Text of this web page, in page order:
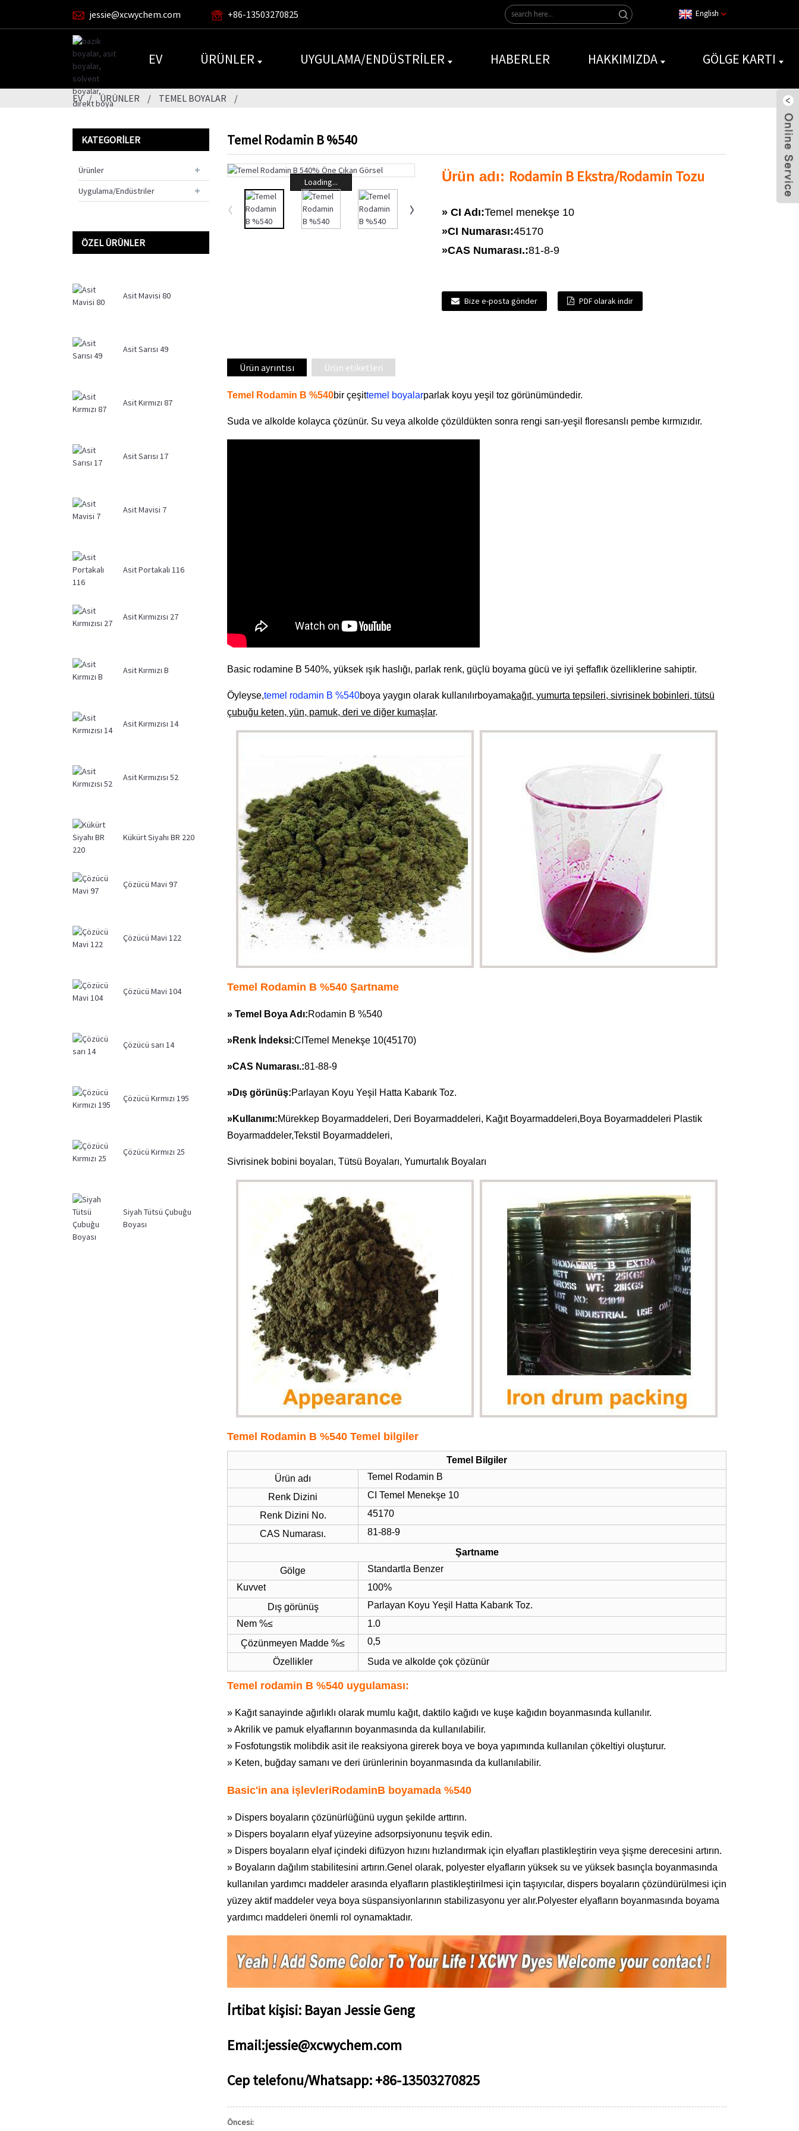
jessie@xcwychem.com +86-13503270825 English
EV ÜRÜNLER UYGULAMA/ENDÜSTRILER HABERLER HAKKIMIZDA GÖLGE KARTI
EV ÜRÜNLER TEMEL BOYALAR
KATEGORILER
Ürünler
Uygulama/Endüstriler
ÖZEL ÜRÜNLER
Asit Mavisi 80
Asit Sarısı 49
Asit Kırmızı 87
Asit Sarısı 17
Asit Mavisi 7
Asit Portakalı 116
Asit Kırmızısı 27
Asit Kırmızı B
Asit Kırmızısı 14
Asit Kırmızısı 52
Kükürt Siyahı BR 220
Çözücü Mavi 97
Çözücü Mavi 122
Çözücü Mavi 104
Çözücü sarı 14
Çözücü Kırmızı 195
Çözücü Kırmızı 25
Siyah Tütsü Çubuğu
Boyası
Temel Rodamin B %540
Loading... Ürün adı: Rodamin B Ekstra/Rodamin Tozu
» CI Adı:Temel menekşe 10
»CI Numarası:45170
»CAS Numarası.:81-8-9
Bize e-posta gönder PDF olarak indir
Ürün ayrıntısı Ürün etiketleri
Temel Rodamin B %540bir çeşittemel boyalarparlak koyu yeşil toz görünümündedir.
Suda ve alkolde kolayca çözünür. Su veya alkolde çözüldükten sonra rengi sarı-yeşil floresanslı pembe kırmızıdır.
Basic rodamine B 540%, yüksek ışık haslığı, parlak renk, güçlü boyama gücü ve iyi şeffaflık özelliklerine sahiptir.
Öyleyse,temel rodamin B %540boya yaygın olarak kullanılırboyamakağıt, yumurta tepsileri, sivrisinek bobinleri, tütsü
çubuğu keten, yün, pamuk, deri ve diğer kumaşlar.
Temel Rodamin B %540 Şartname
» Temel Boya Adı:Rodamin B %540
»Renk İndeksi:CITemel Menekşe 10(45170)
»CAS Numarası.:81-88-9
»Dış görünüş:Parlayan Koyu Yeşil Hatta Kabarık Toz.
»Kullanımı:Mürekkep Boyarmaddeleri, Deri Boyarmaddeleri, Kağıt Boyarmaddeleri,Boya Boyarmaddeleri Plastik
Boyarmaddeler,Tekstil Boyarmaddeleri,
Sivrisinek bobini boyaları, Tütsü Boyaları, Yumurtalık Boyaları
Temel Rodamin B %540 Temel bilgiler
Temel Bilgiler
Ürün adı
Temel Rodamin B
Renk Dizini
CI Temel Menekşe 10
Renk Dizini No.
45170
CAS Numarası.
81-88-9
Şartname
Gölge
Standartla Benzer
Kuvvet
100%
Dış görünüş
Parlayan Koyu Yeşil Hatta Kabarık Toz.
Nem %≤
1.0
Çözünmeyen Madde %≤
0,5
Özellikler
Suda ve alkolde çok çözünür
Temel rodamin B %540 uygulaması:
» Kağıt sanayinde ağırlıklı olarak mumlu kağıt, daktilo kağıdı ve kuşe kağıdın boyanmasında kullanılır.
» Akrilik ve pamuk elyaflarının boyanmasında da kullanılabilir.
» Fosfotungstik molibdik asit ile reaksiyona girerek boya ve boya yapımında kullanılan çökeltiyi oluşturur.
» Keten, buğday samanı ve deri ürünlerinin boyanmasında da kullanılabilir.
Basic'in ana işlevleriRodaminB boyamada %540
» Dispers boyaların çözünürlüğünü uygun şekilde arttırın.
» Dispers boyaların elyaf yüzeyine adsorpsiyonunu teşvik edin.
» Dispers boyaların elyaf içindeki difüzyon hızını hızlandırmak için elyafları plastikleştirin veya şişme derecesini artırın.
» Boyaların dağılım stabilitesini artırın.Genel olarak, polyester elyafların yüksek su ve yüksek basınçla boyanmasında
kullanılan yardımcı maddeler arasında elyafların plastikleştirilmesi için taşıyıcılar, dispers boyaların çözündürülmesi için
yüzey aktif maddeler veya boya süspansiyonlarının stabilizasyonu yer alır.Polyester elyafların boyanmasında boyama
yardımcı maddeleri önemli rol oynamaktadır.
İrtibat kişisi: Bayan Jessie Geng
Email:jessie@xcwychem.com
Cep telefonu/Whatsapp: +86-13503270825
Öncesi: